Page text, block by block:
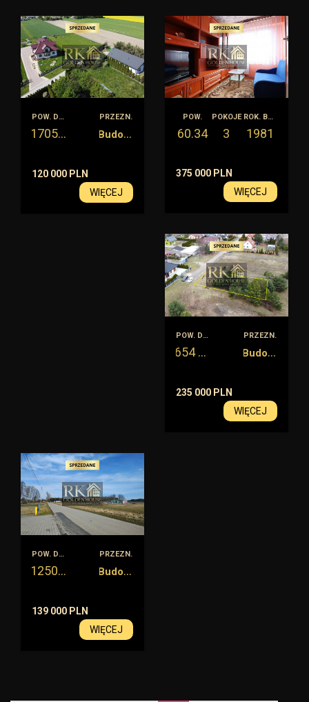
POW. DZIAŁKI
1705
m2
PRZEZN.
B
udowlana
120 000 PLN
WIĘCEJ
POW.
60.34
POKOJE
3
ROK. BUD.
1981
375 000 PLN
WIĘCEJ
POW. DZIAŁKI
654m2
PRZEZN.
B
udowlana
235 000 PLN
WIĘCEJ
POW. DZIAŁKI
1250
m2
PRZEZN.
B
udowlana
139 000 PLN
WIĘCEJ